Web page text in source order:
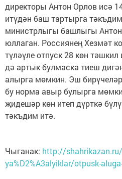
директоры Антон Орлов исә
итүдән баш тартырга
министрлыгы башлыгы Антон
юллаган. Россиянең Хезмәт
түләүле отпуск 28 көн
дә артык булмаска тиеш
алырга мөмкин. Эш
бу норма авыр булырга
җидешәр көн итеп дүрткә
тәкъдим итә.
Чыганак: http://
ya%D2%A3alyiklar/otpusk-